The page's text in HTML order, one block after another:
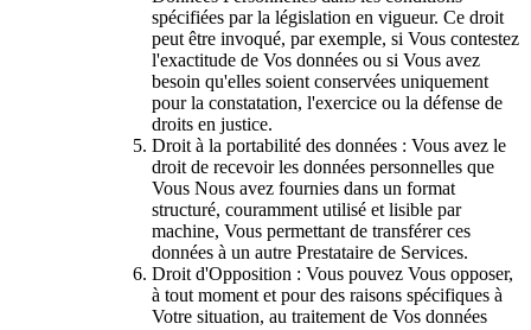
spécifiées par la législation en vigueur. Ce droit
peut être invoqué, par exemple, si Vous contestez
l'exactitude de Vos données ou si Vous avez
besoin qu'elles soient conservées uniquement
pour la constatation, l'exercice ou la défense de
droits en justice.
Droit à la portabilité des données : Vous avez le
droit de recevoir les données personnelles que
Vous Nous avez fournies dans un format
structuré, couramment utilisé et lisible par
machine, Vous permettant de transférer ces
données à un autre Prestataire de Services.
Droit d'Opposition : Vous pouvez Vous opposer,
à tout moment et pour des raisons spécifiques à
Votre situation, au traitement de Vos données